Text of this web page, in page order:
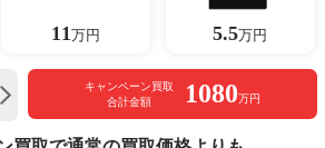
11 万円 5.5万円
キャンペーン買取
合計金額
1080万円